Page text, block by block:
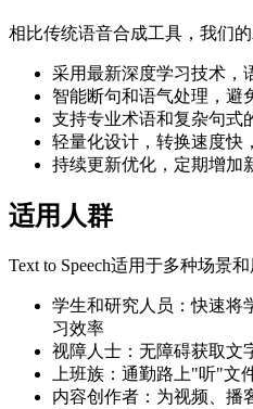
相比传统语音合成工具，我们
采用最新深度学习技术，
智能断句和语气处理，避
支持专业术语和复杂句式
轻量化设计，转换速度快
持续更新优化，定期增加
适用人群
Text to Speech适用于多种场景和
学生和研究人员：快速将
习效率
视障人士：无障碍获取文
上班族：通勤路上"听"文
内容创作者：为视频、播